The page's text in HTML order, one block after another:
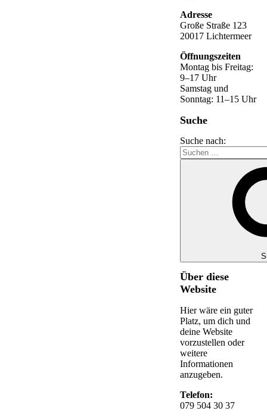
Adresse
Große Straße 123
20017 Lichtermeer
Öffnungszeiten
Montag bis Freitag:
9–17 Uhr
Samstag und
Sonntag: 11–15 Uhr
Suche
Suche nach:
Über diese
Website
Hier wäre ein guter
Platz, um dich und
deine Website
vorzustellen oder
weitere
Informationen
anzugeben.
Telefon:
079 504 30 37